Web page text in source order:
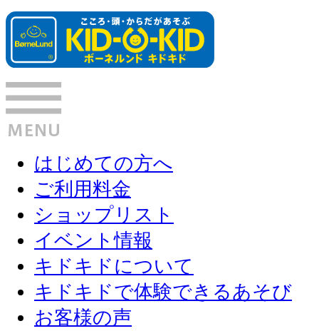
はじめての方へ
ご利用料金
ショップリスト
イベント情報
キドキドについて
キドキドで体験できるあそび
お客様の声